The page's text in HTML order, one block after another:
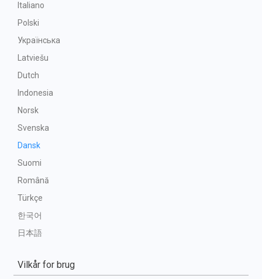
Italiano
Polski
Українська
Latviešu
Dutch
Indonesia
Norsk
Svenska
Dansk
Suomi
Română
Türkçe
한국어
日本語
Vilkår for brug